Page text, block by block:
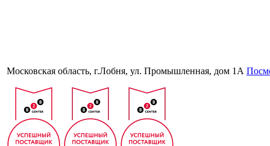
Московская область, г.Лобня, ул. Промышленная, дом 1А